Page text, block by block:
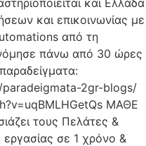
και επικοινωνίας με
από τη
πάνω από 30 ώρες
2gr-blogs/
ΜΑΘΕ
τους Πελάτες &
σε 1 χρόνο &